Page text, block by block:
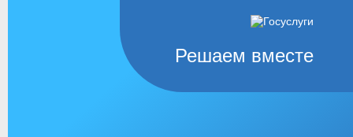
Решаем вместе